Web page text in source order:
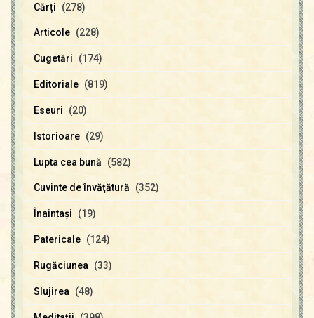
Cărți (278)
Articole (228)
Cugetări (174)
Editoriale (819)
Eseuri (20)
Istorioare (29)
Lupta cea bună (582)
Cuvinte de învăţătură (352)
Înaintaşi (19)
Patericale (124)
Rugăciunea (33)
Slujirea (48)